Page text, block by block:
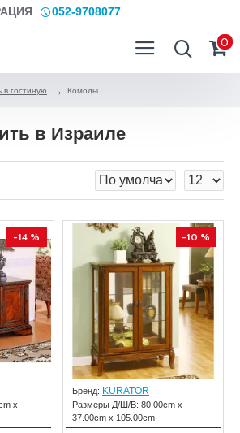
052-9708077
0
в гостиную Комоды
в Израиле
-14 %
x
-10 %
Бренд: KURATOR
Размеры Д/Ш/В: 80.00cm x
37.00cm x 105.00cm